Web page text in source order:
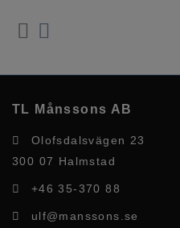
TL Månssons AB
Olofsdalsvägen 23
300 07 Halmstad
+46 35-370 88
ulf@manssons.se